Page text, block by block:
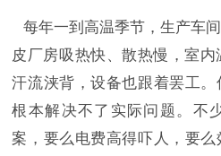
每年一到高温季节，生产车
皮厂房吸热快、散热慢，室
汗流浃背，设备也跟着罢工。
根本解决不了实际问题。不
案，要么电费高得吓人，要